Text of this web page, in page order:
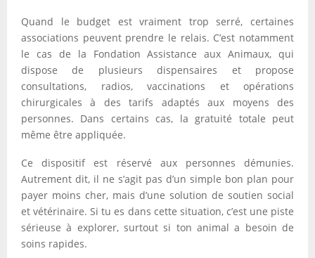
Quand le budget est vraiment trop serré, certaines
associations peuvent prendre le relais. C’est notamment
le cas de la Fondation Assistance aux Animaux, qui
dispose de plusieurs dispensaires et propose
consultations, radios, vaccinations et opérations
chirurgicales à des tarifs adaptés aux moyens des
personnes. Dans certains cas, la gratuité totale peut
même être appliquée.
Ce dispositif est réservé aux personnes démunies.
Autrement dit, il ne s’agit pas d’un simple bon plan pour
payer moins cher, mais d’une solution de soutien social
et vétérinaire. Si tu es dans cette situation, c’est une piste
sérieuse à explorer, surtout si ton animal a besoin de
soins rapides.